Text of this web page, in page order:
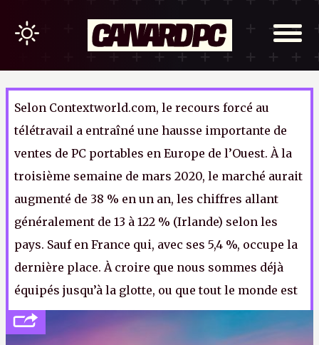
Selon Contextworld.com, le recours forcé au
télétravail a entraîné une hausse importante de
ventes de PC portables en Europe de l’Ouest. À la
troisième semaine de mars 2020, le marché aurait
augmenté de 38 % en un an, les chiffres allant
généralement de 13 à 122 % (Irlande) selon les
pays. Sauf en France qui, avec ses 5,4 %, occupe la
dernière place. À croire que nous sommes déjà
équipés jusqu’à la glotte, ou que tout le monde est
en vacances.